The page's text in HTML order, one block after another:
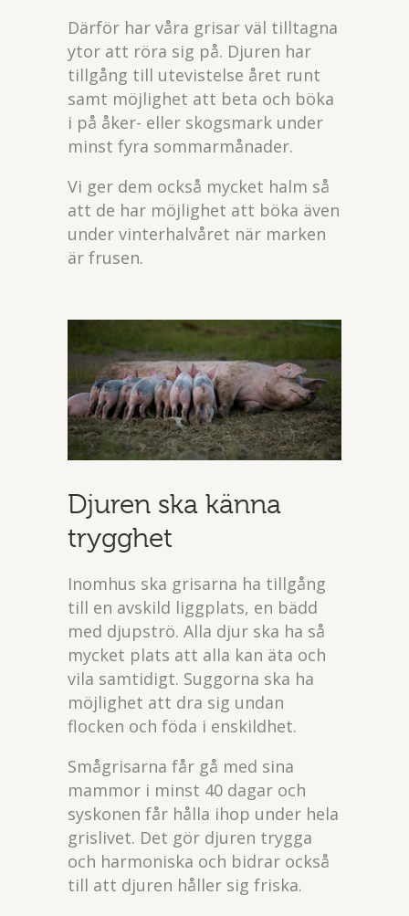
Därför har våra grisar väl tilltagna
ytor att röra sig på. Djuren har
tillgång till utevistelse året runt
samt möjlighet att beta och böka
i på åker- eller skogsmark under
minst fyra sommarmånader.
Vi ger dem också mycket halm så
att de har möjlighet att böka även
under vinterhalvåret när marken
är frusen.
Djuren ska känna
trygghet
Inomhus ska grisarna ha tillgång
till en avskild liggplats, en bädd
med djupströ. Alla djur ska ha så
mycket plats att alla kan äta och
vila samtidigt. Suggorna ska ha
möjlighet att dra sig undan
flocken och föda i enskildhet.
Smågrisarna får gå med sina
mammor i minst 40 dagar och
syskonen får hålla ihop under hela
grislivet. Det gör djuren trygga
och harmoniska och bidrar också
till att djuren håller sig friska.